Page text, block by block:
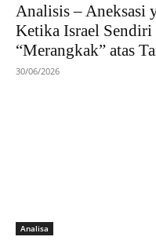
Analisis – Aneksasi
Ketika Israel
“Merangkak” atas
30/06/2026
Analisa